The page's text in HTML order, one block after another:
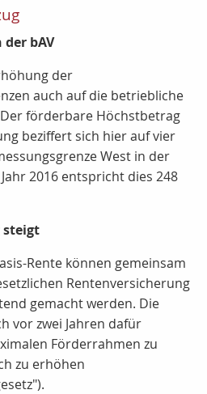
bAV
der
auch auf die betriebliche
förderbare Höchstbetrag
beziffert sich hier auf vier
West in der
2016 entspricht dies 248
steigt
Rente können gemeinsam
Rentenversicherung
gemacht werden. Die
vor zwei Jahren dafür
Förderrahmen zu
zu erhöhen